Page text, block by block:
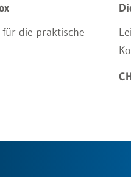
für die praktische